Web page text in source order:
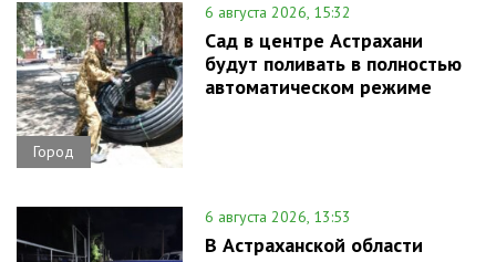
Город
6 августа 2026, 15:32
Сад в центре Астрахани
будут поливать в полностью
автоматическом режиме
6 августа 2026, 13:53
В Астраханской области